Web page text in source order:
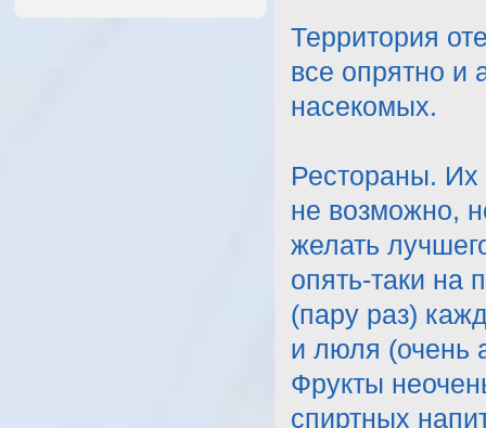
Территория
все опрятно и
насекомых.
Рестораны.
не возможно,
желать
опять-таки на
(пару раз)
и люля (очень
Фрукты
спиртных